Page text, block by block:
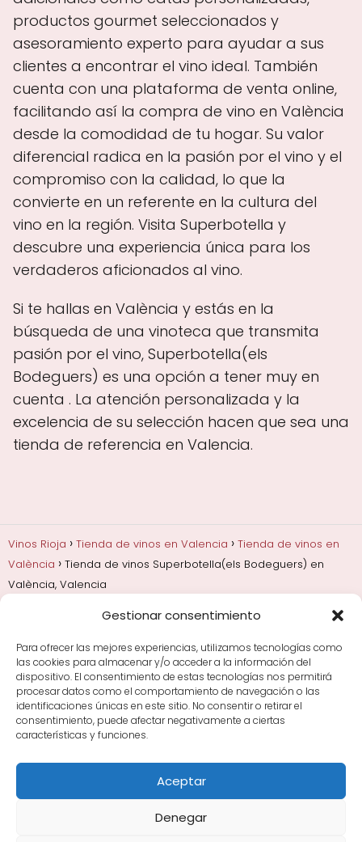
Gestionar consentimiento
Para ofrecer las mejores experiencias, utilizamos tecnologías como
las cookies para almacenar y/o acceder a la información del
dispositivo. El consentimiento de estas tecnologías nos permitirá
procesar datos como el comportamiento de navegación o las
identificaciones únicas en este sitio. No consentir o retirar el
consentimiento, puede afectar negativamente a ciertas
características y funciones.
Aceptar
Denegar
productos gourmet seleccionados y
asesoramiento experto para ayudar a sus
clientes a encontrar el vino ideal. También
cuenta con una plataforma de venta online,
facilitando así la compra de vino en València
desde la comodidad de tu hogar. Su valor
diferencial radica en la pasión por el vino y el
compromiso con la calidad, lo que la
convierte en un referente en la cultura del
vino en la región. Visita Superbotella y
descubre una experiencia única para los
verdaderos aficionados al vino.
Si te hallas en València y estás en la
búsqueda de una vinoteca que transmita
pasión por el vino, Superbotella(els
Bodeguers) es una opción a tener muy en
cuenta . La atención personalizada y la
excelencia de su selección hacen que sea una
tienda de referencia en Valencia.
Vinos Rioja Tienda de vinos en Valencia
Tienda de vinos en
València
Tienda de vinos Superbotella(els Bodeguers) en
València, Valencia
Añadas, crianza y guarda
Bodegas y marcas de
Comprar vino
Rioja y guías de regalo
Cultura del vino y
curiosidades
Enoturismo en Rioja
Maridajes y vino en la mesa
Tiendas de vino por
ciudades
Tipos de Rioja y clasificación
bodegas por área